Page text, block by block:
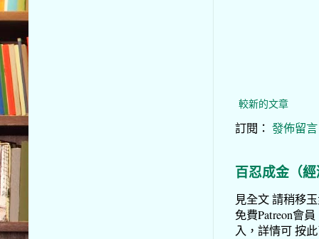
較新的文章
訂閱： 發佈留
百忍成金（
見全文 請稍移
免費Patreon會
入，詳情可 按